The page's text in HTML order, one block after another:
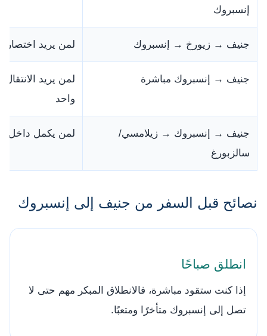
إنسبروك
جنيف → زيورخ → إنسبروك لمن يريد اختصار
جنيف → إنسبروك مباشرة
لمن يريد
واحد
جنيف → إنسبروك → زيلامسي/
سالزبورغ
لمن يكمل داخل
نصائح قبل السفر من جنيف إلى إنسبروك
انطلق صباحًا
إذا كنت ستقود مباشرة، فالانطلاق المبكر مهم حتى لا
تصل إلى إنسبروك متأخرًا ومتعبًا.